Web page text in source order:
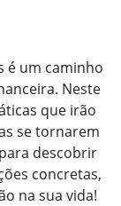
é um caminho
Neste
que irão
se tornarem
descobrir
concretas,
na sua vida!